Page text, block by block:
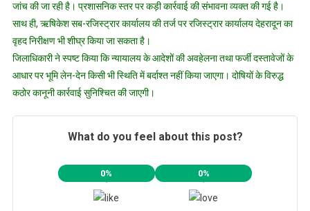
जांच की जा रही है। प्रशासनिक स्तर पर कड़ी कार्रवाई की संभावना व्यक्त की गई है।
साथ ही, ऋषिकेश सब-रजिस्ट्रार कार्यालय की तर्ज पर रजिस्ट्रार कार्यालय देहरादून का
वृहद निरीक्षण भी शीघ्र किया जा सकता है।
जिलाधिकारी ने स्पष्ट किया कि न्यायालय के आदेशों की अवहेलना तथा फर्जी दस्तावेजों के
आधार पर भूमि लेन-देन किसी भी स्थिति में बर्दाश्त नहीं किया जाएगा। दोषियों के विरुद्ध
कठोर कानूनी कार्रवाई सुनिश्चित की जाएगी।
What do you feel about this post?
0% 0%